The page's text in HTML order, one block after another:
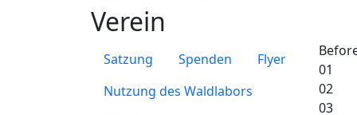
01
02
03
Verein
Satzung Spenden
Flyer
Nutzung des Waldlabors